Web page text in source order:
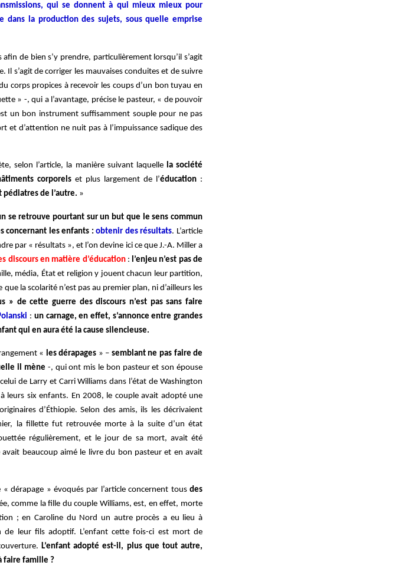
qui se donnent à qui mieux mieux pour
dans la production des sujets, sous quelle emprise
de bien s’y prendre, particulièrement lorsqu’il s’agit
Il s’agit de corriger les mauvaises conduites et de suivre
corps propices à recevoir les coups d’un bon tuyau en
» -, qui a l’avantage, précise le pasteur, « de pouvoir
un bon instrument suffisamment souple pour ne pas
et d’attention ne nuit pas à l’impuissance sadique des
selon l’article, la manière suivant laquelle la société
corporelset plus largement de l’éducation:
pédiatres de l’autre. »
se retrouve pourtant sur un but que le sens commun
concernant les enfants :obtenir des résultats. L’article
par « résultats », et l’on devine ici ce que J.-A. Miller a
discours en matière d’éducation: l’enjeu n’est pas de
média, État et religion y jouent chacun leur partition,
la scolarité n’est pas au premier plan, ni d’ailleurs les
» de cette guerre des discours n’est pas sans faire
: un carnage, en effet, s’annonce entre grandes
qui en aura été la cause silencieuse.
« les dérapages » – semblant ne pas faire de
il mène -, qui ont mis le bon pasteur et son épouse
de Larry et Carri Williams dans l’état de Washington
leurs six enfants. En 2008, le couple avait adopté une
d’Éthiopie. Selon des amis, ils les décrivaient
la fillette fut retrouvée morte à la suite d’un état
régulièrement, et le jour de sa mort, avait été
beaucoup aimé le livre du bon pasteur et en avait
dérapage » évoqués par l’article concernent tous des
comme la fille du couple Williams, est, en effet, morte
; en Caroline du Nord un autre procès a eu lieu à
de leur fils adoptif. L’enfant cette fois-ci est mort de
L’enfant adopté est-il, plus que tout autre,
faire famille ?